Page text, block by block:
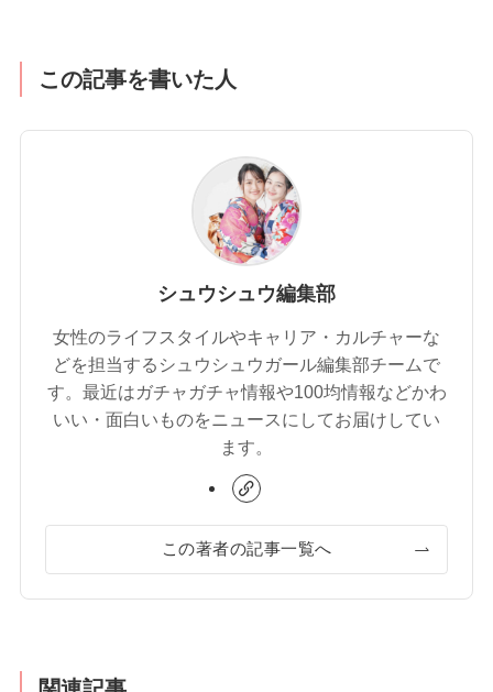
この記事を書いた人
シュウシュウ編集部
女性のライフスタイルやキャリア・カルチャーな
どを担当するシュウシュウガール編集部チームで
す。最近はガチャガチャ情報や100均情報などかわ
いい・面白いものをニュースにしてお届けしてい
ます。
この著者の記事一覧へ